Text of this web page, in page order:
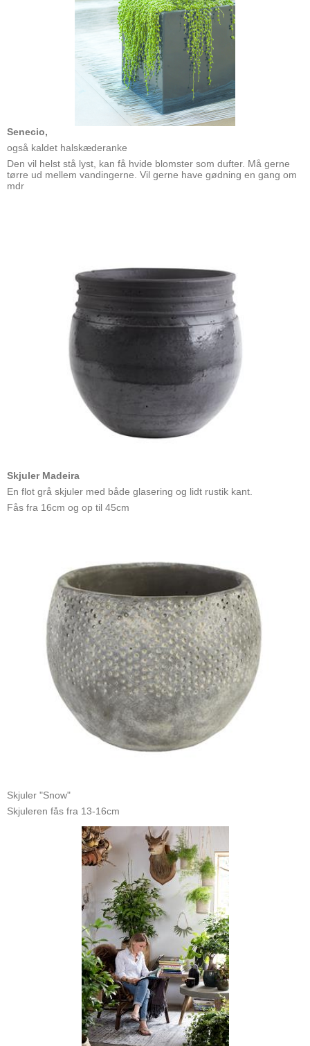
Senecio,
også kaldet halskæderanke
Den vil helst stå lyst, kan få hvide blomster som dufter. Må gerne
tørre ud mellem vandingerne. Vil gerne have gødning en gang om
mdr
Skjuler Madeira
En flot grå skjuler med både glasering og lidt rustik kant.
Fås fra 16cm og op til 45cm
Skjuler "Snow"
Skjuleren fås fra 13-16cm